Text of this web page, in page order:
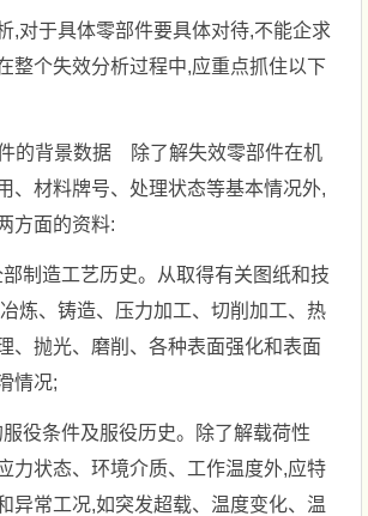
,对于具体零部件要具体对待,不能企求
整个失效分析过程中,应重点抓住以下
的背景数据 除了解失效零部件在机
、材料牌号、处理状态等基本情况外,
方面的资料:
制造工艺历史。从取得有关图纸和技
炼、铸造、压力加工、切削加工、热
、抛光、磨削、各种表面强化和表面
情况;
役条件及服役历史。除了解载荷性
力状态、环境介质、工作温度外,应特
异常工况,如突发超载、温度变化、温